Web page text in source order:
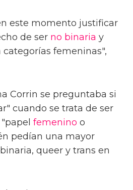
este momento justificar
de ser no binaria y
femeninas",
Corrin se preguntaba si
cuando se trata de ser
femenino o
pedían una mayor
queer y trans en